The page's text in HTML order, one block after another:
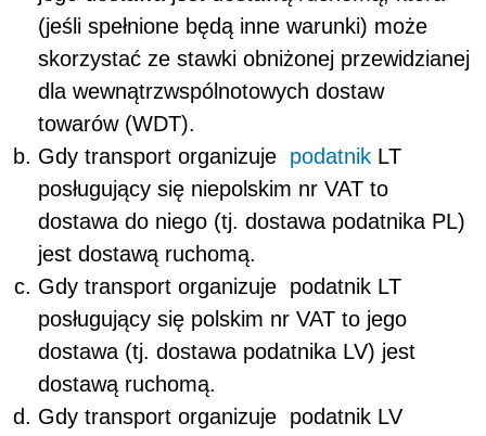
(jeśli spełnione będą inne warunki) może
skorzystać ze stawki obniżonej przewidzianej
dla wewnątrzwspólnotowych dostaw
towarów (WDT).
Gdy transport organizuje podatnik LT
posługujący się niepolskim nr VAT to
dostawa do niego (tj. dostawa podatnika PL)
jest dostawą ruchomą.
Gdy transport organizuje podatnik LT
posługujący się polskim nr VAT to jego
dostawa (tj. dostawa podatnika LV) jest
dostawą ruchomą.
Gdy transport organizuje podatnik LV